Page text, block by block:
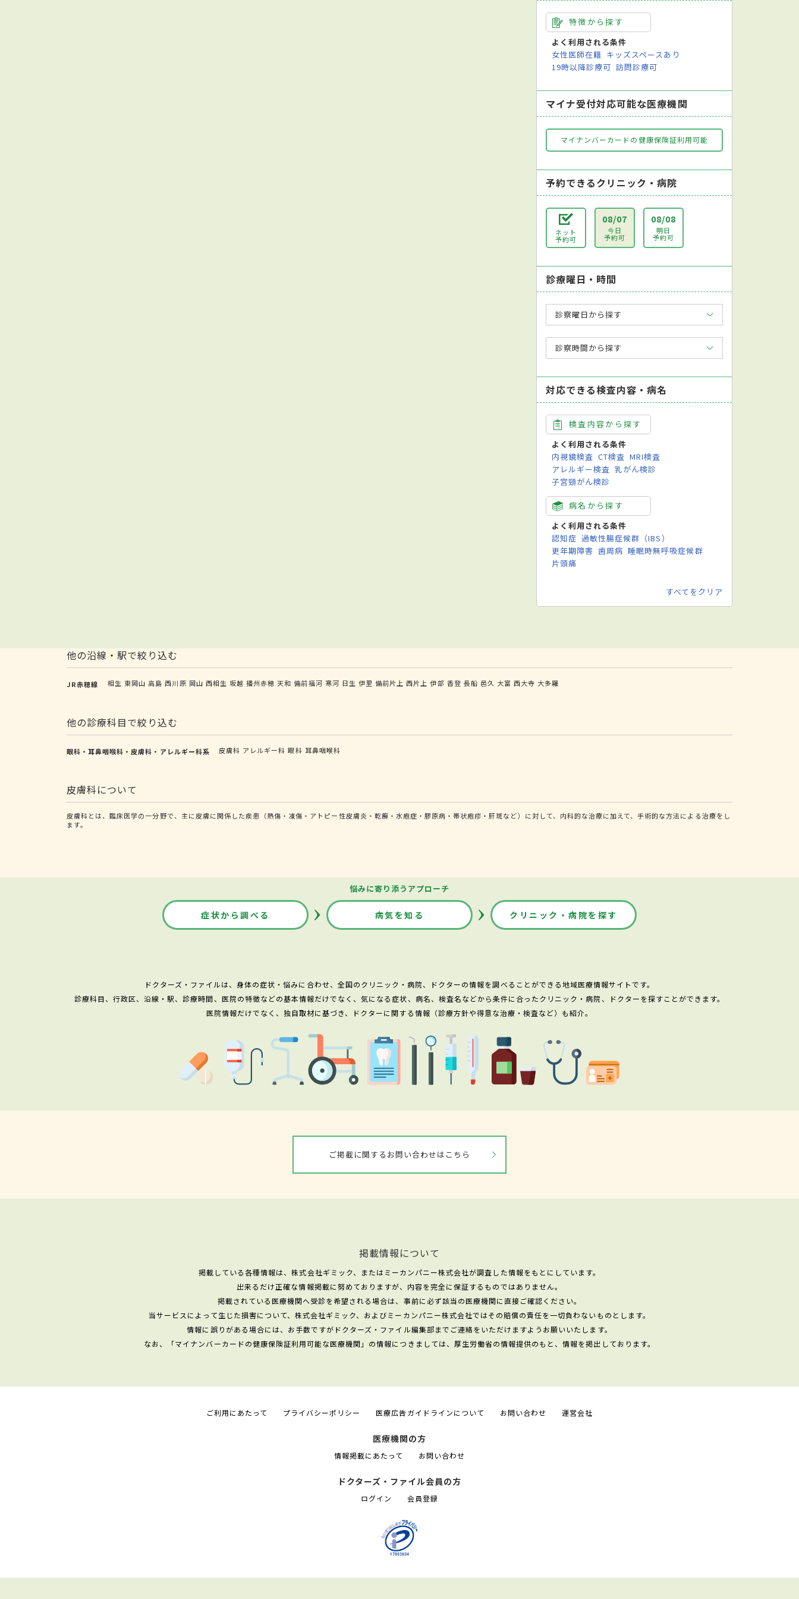
特徴から探す
よく利用される条件
女性医師在籍 キッズスペースあり
19時以降診療可 訪問診療可
マイナ受付対応可能な医療機関
マイナンバーカードの健康保険証利用可能
予約できるクリニック・病院
ネット
予約可
08/07
今日
予約可
08/08
明日
予約可
診療曜日・時間
診察曜日から探す
診察時間から探す
対応できる検査内容・病名
検査内容から探す
よく利用される条件
内視鏡検査 CT検査 MRI検査
アレルギー検査 乳がん検診
子宮頸がん検診
病名から探す
よく利用される条件
認知症 過敏性腸症候群（IBS）
更年期障害 歯周病 睡眠時無呼吸症候群
片頭痛
すべてをクリア
他の沿線・駅で絞り込む
JR赤穂線 相生 東岡山 高島 西川原 岡山 西相生 坂越 播州赤穂 天和 備前福河 寒河 日生 伊里 備前片上 西片上 伊部 香登 長船 邑久 大富 西大寺 大多羅
他の診療科目で絞り込む
眼科・耳鼻咽喉科・皮膚科・アレルギー科系 皮膚科 アレルギー科 眼科 耳鼻咽喉科
皮膚科について
皮膚科とは、臨床医学の一分野で、主に皮膚に関係した疾患（熱傷・凍傷・アトピー性皮膚炎・乾癬・水疱症・膠原病・帯状疱疹・肝斑など）に対して、内科的な治療に加えて、手術的な方法による治療をし
ます。
悩みに寄り添うアプローチ
症状から調べる 病気を知る クリニック・病院を探す
ドクターズ・ファイルは、身体の症状・悩みに合わせ、全国のクリニック・病院、ドクターの情報を調べることができる地域医療情報サイトです。
診療科目、行政区、沿線・駅、診療時間、医院の特徴などの基本情報だけでなく、気になる症状、病名、検査名などから条件に合ったクリニック・病院、ドクターを探すことができます。
医院情報だけでなく、独自取材に基づき、ドクターに関する情報（診療方針や得意な治療・検査など）も紹介。
ご掲載に関するお問い合わせはこちら
掲載情報について
掲載している各種情報は、株式会社ギミック、またはミーカンパニー株式会社が調査した情報をもとにしています。
出来るだけ正確な情報掲載に努めておりますが、内容を完全に保証するものではありません。
掲載されている医療機関へ受診を希望される場合は、事前に必ず該当の医療機関に直接ご確認ください。
当サービスによって生じた損害について、株式会社ギミック、およびミーカンパニー株式会社ではその賠償の責任を一切負わないものとします。
情報に誤りがある場合には、お手数ですがドクターズ・ファイル編集部までご連絡をいただけますようお願いいたします。
なお、「マイナンバーカードの健康保険証利用可能な医療機関」の情報につきましては、厚生労働省の情報提供のもと、情報を掲出しております。
ご利用にあたって プライバシーポリシー 医療広告ガイドラインについて お問い合わせ 運営会社
医療機関の方
情報掲載にあたって お問い合わせ
ドクターズ・ファイル会員の方
ログイン 会員登録